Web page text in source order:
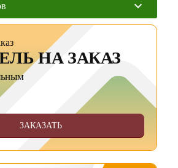
НА ЗАКАЗ
ЗАКАЗАТЬ